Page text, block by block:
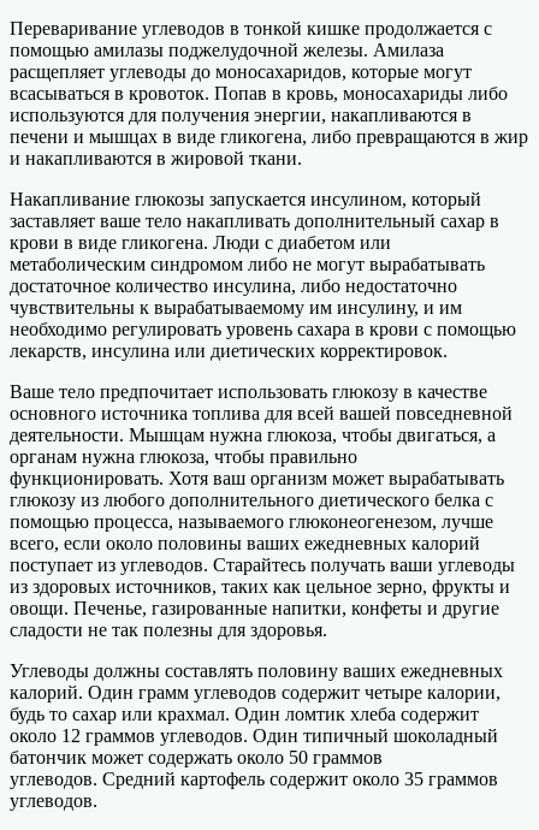
Переваривание углеводов в тонкой кишке продолжается с
помощью амилазы поджелудочной железы. Амилаза
расщепляет углеводы до моносахаридов, которые могут
всасываться в кровоток. Попав в кровь, моносахариды либо
используются для получения энергии, накапливаются в
печени и мышцах в виде гликогена, либо превращаются в жир
и накапливаются в жировой ткани.
Накапливание глюкозы запускается инсулином, который
заставляет ваше тело накапливать дополнительный сахар в
крови в виде гликогена. Люди с диабетом или
метаболическим синдромом либо не могут вырабатывать
достаточное количество инсулина, либо недостаточно
чувствительны к вырабатываемому им инсулину, и им
необходимо регулировать уровень сахара в крови с помощью
лекарств, инсулина или диетических корректировок.
Ваше тело предпочитает использовать глюкозу в качестве
основного источника топлива для всей вашей повседневной
деятельности. Мышцам нужна глюкоза, чтобы двигаться, а
органам нужна глюкоза, чтобы правильно
функционировать. Хотя ваш организм может вырабатывать
глюкозу из любого дополнительного диетического белка с
помощью процесса, называемого глюконеогенезом, лучше
всего, если около половины ваших ежедневных калорий
поступает из углеводов. Старайтесь получать ваши углеводы
из здоровых источников, таких как цельное зерно, фрукты и
овощи. Печенье, газированные напитки, конфеты и другие
сладости не так полезны для здоровья.
Углеводы должны составлять половину ваших ежедневных
калорий. Один грамм углеводов содержит четыре калории,
будь то сахар или крахмал. Один ломтик хлеба содержит
около 12 граммов углеводов. Один типичный шоколадный
батончик может содержать около 50 граммов
углеводов. Средний картофель содержит около 35 граммов
углеводов.